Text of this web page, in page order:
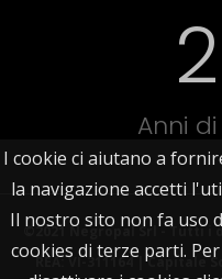
I cookie ci aiutano a
la navigazione accetti
Il nostro sito non fa uso
cookies di terze parti.
Anni
©2021 Negropal Srl - Tutti i
REA: VI-311164 | Capitale